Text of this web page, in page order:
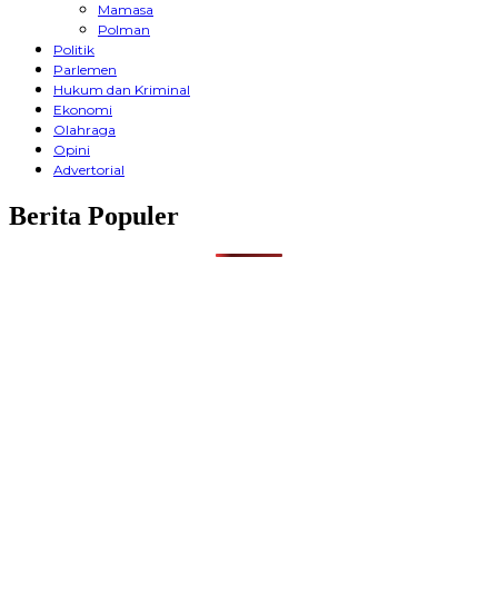
Mamasa
Polman
Politik
Parlemen
Hukum dan Kriminal
Ekonomi
Olahraga
Opini
Advertorial
Berita Populer